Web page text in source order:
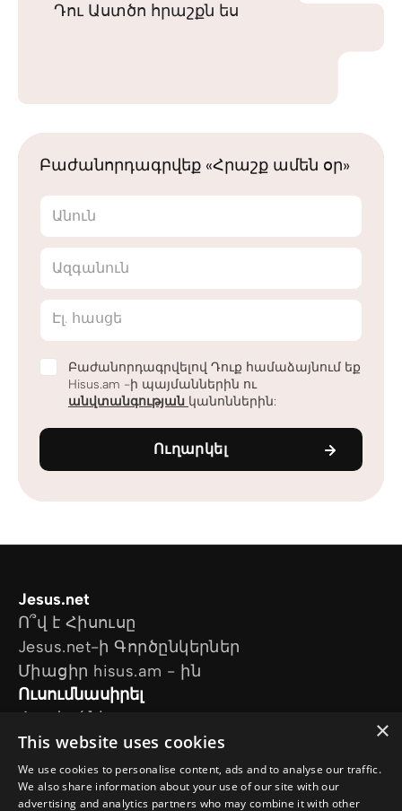
Դու Աստծո հրաշքն ես
Բաժանորդագրվեք «Հրաշք ամեն օր»
Անուն
Ազգանուն
Էլ. հասցե
Բաժանորդագրվելով Դուք համաձայնում եք
Hisus.am -ի պայմաններին ու
անվտանգության կանոններին:
Ուղարկել
Jesus.net
Ո՞վ է Հիսուսը
Jesus.net-ի Գործընկերներ
Միացիր hisus.am - ին
Ուսումնասիրել
Հոդվածներ
Տեսանյութեր
Մեր նախագծերը
Ես հարց ունեմ
×
This website uses cookies
We use cookies to personalise content, ads and to analyse our traffic.
We also share information about your use of our site with our
advertising and analytics partners who may combine it with other